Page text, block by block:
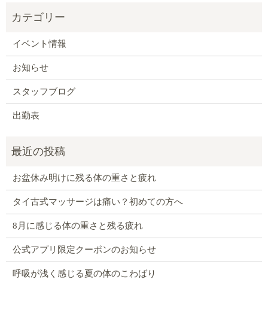
イベント情報
お知らせ
スタッフブログ
出勤表
お盆休み明けに残る体の重さと疲れ
タイ古式マッサージは痛い？初めての方へ
8月に感じる体の重さと残る疲れ
公式アプリ限定クーポンのお知らせ
呼吸が浅く感じる夏の体のこわばり